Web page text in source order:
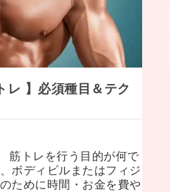
レ 】必須種目＆テク
筋トレを行う目的が何で
ボディビルまたはフィジ
ために時間・お金を費や